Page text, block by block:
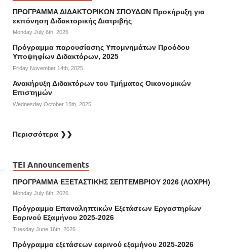
ΠΡΟΓΡΑΜΜΑ ΔΙΔΑΚΤΟΡΙΚΩΝ ΣΠΟΥΔΩΝ Προκήρυξη για
εκπόνηση Διδακτορικής Διατριβής
Monday July 6th, 2026
Πρόγραμμα παρουσίασης Υπομνημάτων Προόδου
Υποψηφίων Διδακτόρων, 2025
Friday November 14th, 2025
Ανακήρυξη Διδακτόρων του Τμήματος Οικονομικών
Επιστημών
Wednesday October 15th, 2025
Περισσότερα ❯❯
TEI Announcements
ΠΡΟΓΡΑΜΜΑ ΕΞΕΤΑΣΤΙΚΗΣ ΣΕΠΤΕΜΒΡΙΟΥ 2026 (ΛΟΧΡΗ)
Monday July 6th, 2026
Πρόγραμμα Επαναληπτικών Εξετάσεων Εργαστηρίων
Εαρινού Εξαμήνου 2025-2026
Tuesday June 16th, 2026
Πρόγραμμα εξετάσεων εαρινού εξαμήνου 2025-2026